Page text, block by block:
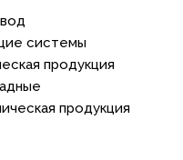
системы
продукция
продукция